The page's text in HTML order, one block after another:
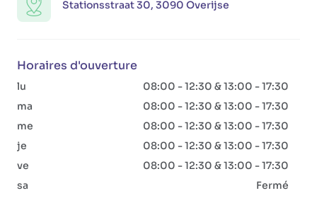
Stationsstraat 30, 3090 Overijse
Horaires d'ouverture
lu
08:00 - 12:30 & 13:00 - 17:30
ma
08:00 - 12:30 & 13:00 - 17:30
me
08:00 - 12:30 & 13:00 - 17:30
je
08:00 - 12:30 & 13:00 - 17:30
ve
08:00 - 12:30 & 13:00 - 17:30
sa
Fermé